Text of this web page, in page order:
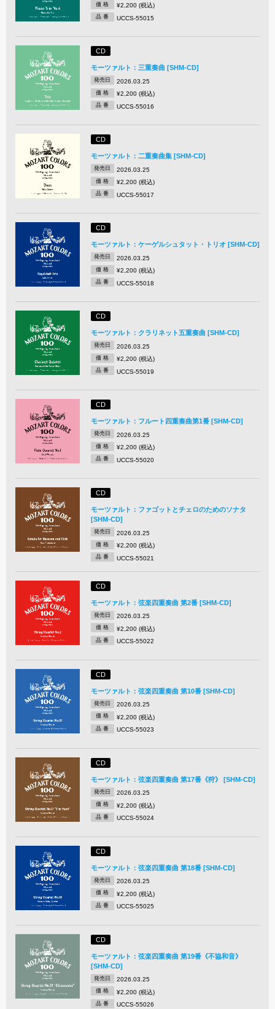
価 格 ¥2,200 (税込)
品 番 UCCS-55015
CD
モーツァルト：三重奏曲 [SHM-CD]
発売日 2026.03.25
価 格 ¥2,200 (税込)
品 番 UCCS-55016
CD
モーツァルト：二重奏曲集 [SHM-CD]
発売日 2026.03.25
価 格 ¥2,200 (税込)
品 番 UCCS-55017
CD
モーツァルト：ケーゲルシュタット・トリオ [SHM-CD]
発売日 2026.03.25
価 格 ¥2,200 (税込)
品 番 UCCS-55018
CD
モーツァルト：クラリネット五重奏曲 [SHM-CD]
発売日 2026.03.25
価 格 ¥2,200 (税込)
品 番 UCCS-55019
CD
モーツァルト：フルート四重奏曲第1番 [SHM-CD]
発売日 2026.03.25
価 格 ¥2,200 (税込)
品 番 UCCS-55020
CD
モーツァルト：ファゴットとチェロのためのソナタ
[SHM-CD]
発売日 2026.03.25
価 格 ¥2,200 (税込)
品 番 UCCS-55021
CD
モーツァルト：弦楽四重奏曲 第2番 [SHM-CD]
発売日 2026.03.25
価 格 ¥2,200 (税込)
品 番 UCCS-55022
CD
モーツァルト：弦楽四重奏曲 第10番 [SHM-CD]
発売日 2026.03.25
価 格 ¥2,200 (税込)
品 番 UCCS-55023
CD
モーツァルト：弦楽四重奏曲 第17番《狩》 [SHM-CD]
発売日 2026.03.25
価 格 ¥2,200 (税込)
品 番 UCCS-55024
CD
モーツァルト：弦楽四重奏曲 第18番 [SHM-CD]
発売日 2026.03.25
価 格 ¥2,200 (税込)
品 番 UCCS-55025
CD
モーツァルト：弦楽四重奏曲 第19番《不協和音》
[SHM-CD]
発売日 2026.03.25
価 格 ¥2,200 (税込)
品 番 UCCS-55026